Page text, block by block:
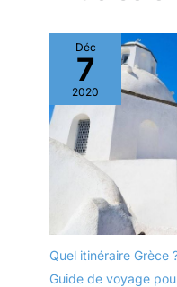
Déc
7
2020
Quel itinéraire Grèce
Guide de voyage